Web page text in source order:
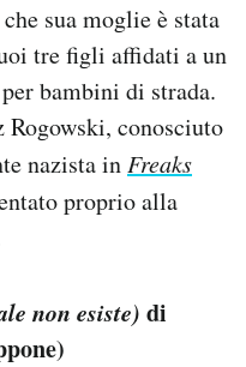
sua moglie è stata
tre figli affidati a un
bambini di strada.
Rogowski, conosciuto
nazista in Freaks
proprio alla
non esiste) di